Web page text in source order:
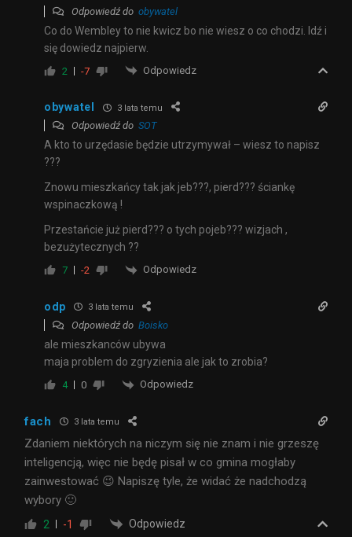
Odpowiedź do obywatel
Co do Wembley to nie kwicz bo nie wiesz o co chodzi. Idź i
się dowiedz najpierw.
2 -7 Odpowiedz
obywatel 3 lata temu
Odpowiedź do SOT
A kto to urzędasie będzie utrzymywał – wiesz to napisz
???
Znowu mieszkańcy tak jak jeb???, pierd??? ściankę
wspinaczkową !
Przestańcie już pierd??? o tych pojeb??? wizjach ,
bezużytecznych ??
7 -2 Odpowiedz
odp 3 lata temu
Odpowiedź do Boisko
ale mieszkanców ubywa
maja problem do zgryzienia ale jak to zrobia?
4 0 Odpowiedz
fach 3 lata temu
Zdaniem niektórych na niczym się nie znam i nie grzeszę
inteligencją, więc nie będę pisał w co gmina mogłaby
zainwestować 😉 Napiszę tyle, że widać że nadchodzą
wybory 🙂
2 -1 Odpowiedz